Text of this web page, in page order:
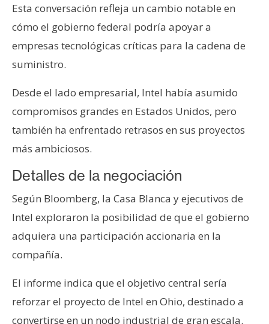
e
n
a
T
e
m
s
R
e
c
u
r
o
s
Esta conversación refleja un cambio notable en
cómo el gobierno federal podría apoyar a
empresas tecnológicas críticas para la cadena de
suministro.
Desde el lado empresarial, Intel había asumido
compromisos grandes en Estados Unidos, pero
también ha enfrentado retrasos en sus proyectos
más ambiciosos.
Detalles de la negociación
Según Bloomberg, la Casa Blanca y ejecutivos de
Intel exploraron la posibilidad de que el gobierno
adquiera una participación accionaria en la
compañía.
El informe indica que el objetivo central sería
reforzar el proyecto de Intel en Ohio, destinado a
convertirse en un nodo industrial de gran escala.